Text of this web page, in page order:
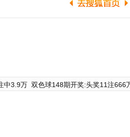
中3.9万 双色球148期开奖:头奖11注666